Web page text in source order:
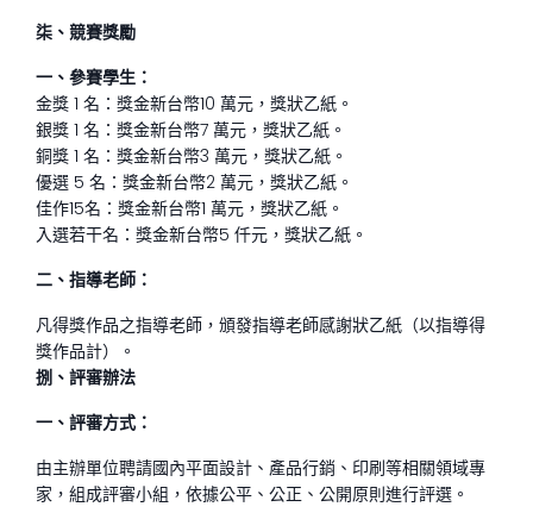
柒、競賽獎勵
一、參賽學生：
金獎 1 名：獎金新台幣10 萬元，獎狀乙紙。
銀獎 1 名：獎金新台幣7 萬元，獎狀乙紙。
銅獎 1 名：獎金新台幣3 萬元，獎狀乙紙。
優選 5 名：獎金新台幣2 萬元，獎狀乙紙。
佳作15名：獎金新台幣1 萬元，獎狀乙紙。
入選若干名：獎金新台幣5 仟元，獎狀乙紙。
二、指導老師：
凡得獎作品之指導老師，頒發指導老師感謝狀乙紙（以指導得
獎作品計）。
捌、評審辦法
一、評審方式：
由主辦單位聘請國內平面設計、產品行銷、印刷等相關領域專
家，組成評審小組，依據公平、公正、公開原則進行評選。